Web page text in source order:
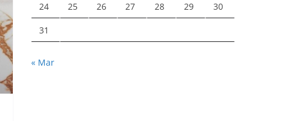
24 25 26 27 28 29 30
31
« Mar